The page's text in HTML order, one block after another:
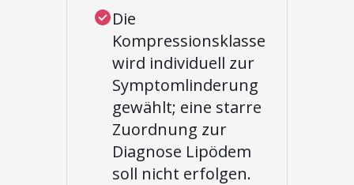
Die
Kompressionsklasse
wird individuell zur
Symptomlinderung
gewählt; eine starre
Zuordnung zur
Diagnose Lipödem
soll nicht erfolgen.